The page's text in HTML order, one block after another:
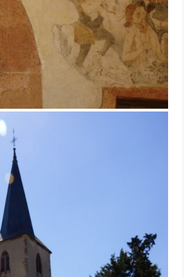
- E-mail:
mairie@baldenheim.fr
de Baldenheim 2026